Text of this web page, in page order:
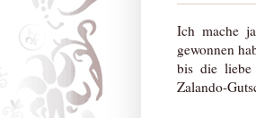
Ich mache
gewonnen
bis die
Zalando-